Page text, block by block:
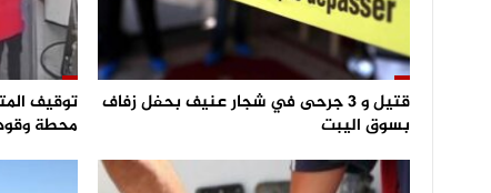
قتيل و 3 جرحى في شجار عنيف بحفل زفاف
بسوق اليبت
توقيف
محطة